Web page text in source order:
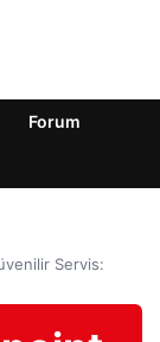
Forum
Servis: